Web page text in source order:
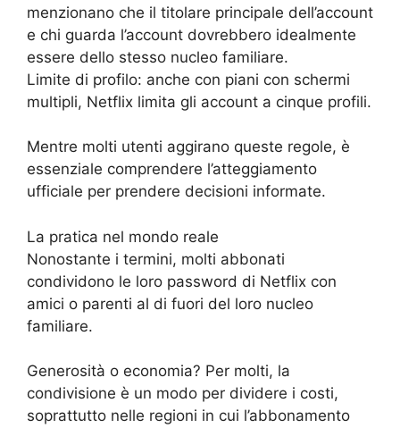
menzionano che il titolare principale dell’account
e chi guarda l’account dovrebbero idealmente
essere dello stesso nucleo familiare.
Limite di profilo: anche con piani con schermi
multipli, Netflix limita gli account a cinque profili.
Mentre molti utenti aggirano queste regole, è
essenziale comprendere l’atteggiamento
ufficiale per prendere decisioni informate.
La pratica nel mondo reale
Nonostante i termini, molti abbonati
condividono le loro password di Netflix con
amici o parenti al di fuori del loro nucleo
familiare.
Generosità o economia? Per molti, la
condivisione è un modo per dividere i costi,
soprattutto nelle regioni in cui l’abbonamento